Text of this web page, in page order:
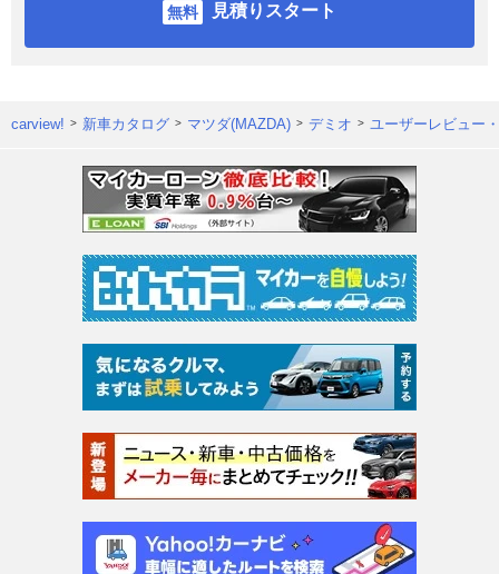
見積りスタート
carview! 新車カタログ マツダ(MAZDA) デミオ ユーザーレビュー